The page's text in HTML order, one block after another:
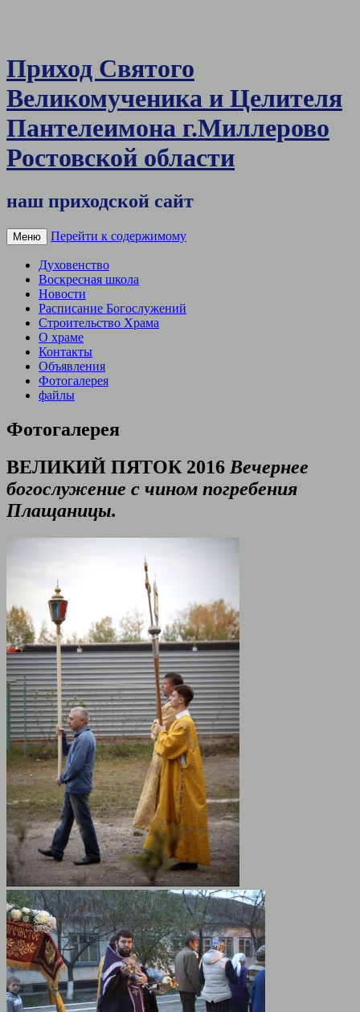
Приход Святого
Великомученика и Целителя
Пантелеимона г.Миллерово
Ростовской области
наш приходской сайт
Меню Перейти к содержимому
Духовенство
Воскресная школа
Новости
Расписание Богослужений
Строительство Храма
О храме
Контакты
Объявления
Фотогалерея
файлы
Фотогалерея
ВЕЛИКИЙ ПЯТОК 2016 Вечернее
богослужение с чином погребения
Плащаницы.